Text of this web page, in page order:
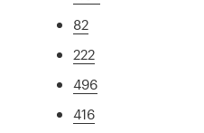
82
222
496
416